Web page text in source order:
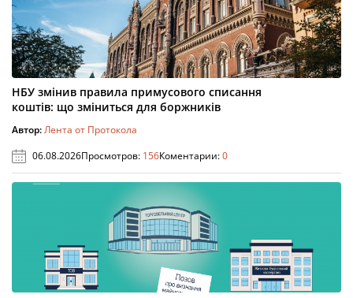
НБУ змінив правила примусового списання
коштів: що зміниться для боржників
Автор:Лента от Протокола
06.08.2026Просмотров: 156Коментарии:0